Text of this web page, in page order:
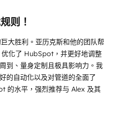
则！
大胜利。亚历克斯和他的团队帮
化了 HubSpot，并更好地调整
到、量身定制且极具影响力。我
的自动化以及对管道的全面了
的水平，强烈推荐与 Alex 及其